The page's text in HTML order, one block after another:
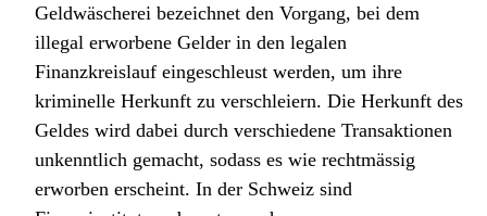
Geldwäscherei bezeichnet den Vorgang, bei dem
illegal erworbene Gelder in den legalen
Finanzkreislauf eingeschleust werden, um ihre
kriminelle Herkunft zu verschleiern. Die Herkunft des
Geldes wird dabei durch verschiedene Transaktionen
unkenntlich gemacht, sodass es wie rechtmässig
erworben erscheint. In der Schweiz sind